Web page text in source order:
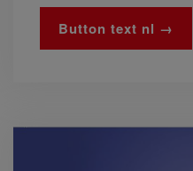
Button text nl →